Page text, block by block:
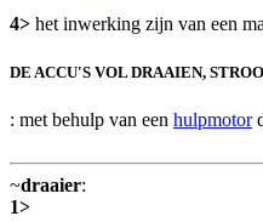
4> het inwerking zijn van een
DE ACCU'S VOL DRAAIEN,
: met behulp van een hulpmotor
~draaier:
1>